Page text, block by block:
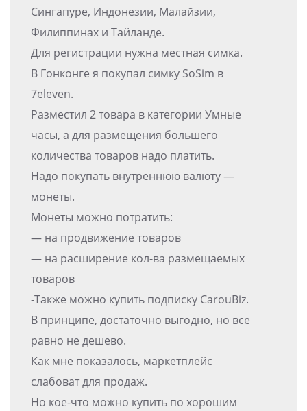
Сингапуре, Индонезии, Малайзии,
Филиппинах и Тайланде.
Для регистрации нужна местная симка.
В Гонконге я покупал симку SoSim в
7eleven.
Разместил 2 товара в категории Умные
часы, а для размещения большего
количества товаров надо платить.
Надо покупать внутреннюю валюту —
монеты.
Монеты можно потратить:
— на продвижение товаров
— на расширение кол-ва размещаемых
товаров
-Также можно купить подписку CarouBiz.
В принципе, достаточно выгодно, но все
равно не дешево.
Как мне показалось, маркетплейс
слабоват для продаж.
Но кое-что можно купить по хорошим